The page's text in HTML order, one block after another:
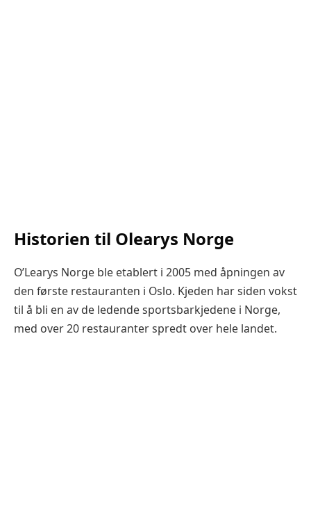
Historien til Olearys Norge
O’Learys Norge ble etablert i 2005 med åpningen av
den første restauranten i Oslo. Kjeden har siden vokst
til å bli en av de ledende sportsbarkjedene i Norge,
med over 20 restauranter spredt over hele landet.